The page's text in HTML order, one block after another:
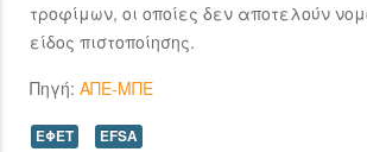
τροφίμων, οι οποίες δεν αποτελούν
είδος πιστοποίησης.
Πηγή: ΑΠΕ-ΜΠΕ
ΕΦΕΤ EFSA